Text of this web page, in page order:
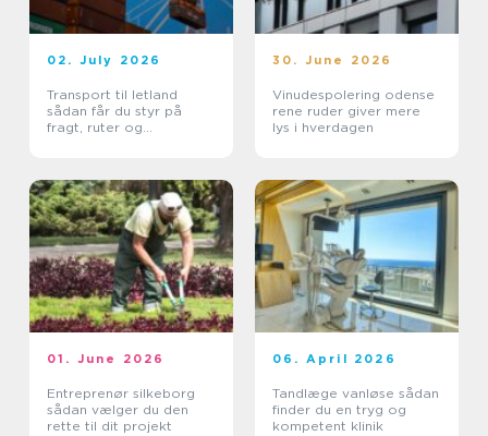
02. July 2026
Transport til letland
sådan får du styr på
fragt, ruter og
30. June 2026
Vinudespolering odense
rene ruder giver mere
lys i hverdagen
01. June 2026
Entreprenør silkeborg
sådan vælger du den
rette til dit projekt
06. April 2026
Tandlæge vanløse sådan
finder du en tryg og
kompetent klinik